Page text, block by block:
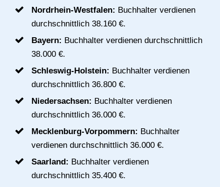
Nordrhein-Westfalen: Buchhalter verdienen
durchschnittlich 38.160 €.
Bayern: Buchhalter verdienen durchschnittlich
38.000 €.
Schleswig-Holstein: Buchhalter verdienen
durchschnittlich 36.800 €.
Niedersachsen: Buchhalter verdienen
durchschnittlich 36.000 €.
Mecklenburg-Vorpommern: Buchhalter
verdienen durchschnittlich 36.000 €.
Saarland: Buchhalter verdienen
durchschnittlich 35.400 €.